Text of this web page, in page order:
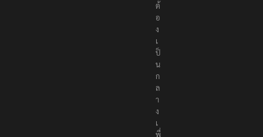
ต้
อ
ง
เ
ป็
น
ก
ล
า
ง
เ
พื่